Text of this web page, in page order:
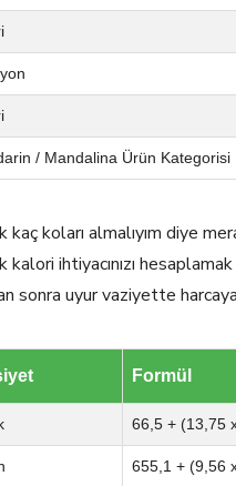
/ Mandalina Ürün Kategorisi
kaç koları almalıyım diye
kalori ihtiyacınızı
sonra uyur vaziyette
Formül
66,5 + (13,75
655,1 + (9,56